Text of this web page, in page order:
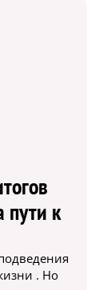
пути к
. Но